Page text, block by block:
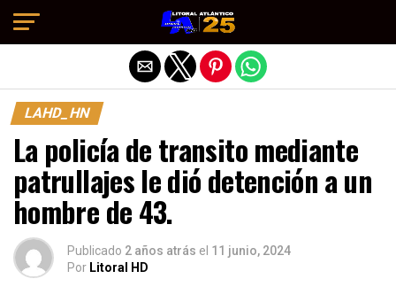
LAHD_HN
La policía de transito mediante
patrullajes le dió detención a un
hombre de 43.
Publicado 2 años atrás el 11 junio, 2024
Por Litoral HD
Salir de la versión móvil